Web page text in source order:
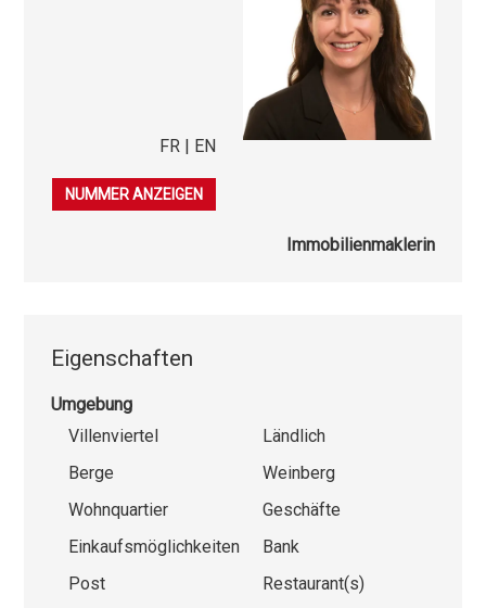
FR | EN
079 323 14 14
NUMMER ANZEIGEN
Immobilienmaklerin
Eigenschaften
Umgebung
Villenviertel
Ländlich
Berge
Weinberg
Wohnquartier
Geschäfte
Einkaufsmöglichkeiten
Bank
Post
Restaurant(s)